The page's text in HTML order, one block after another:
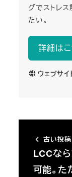
グでストレ
たい。
詳細は
ウェブサイ
古い投稿
LCCな
可能。